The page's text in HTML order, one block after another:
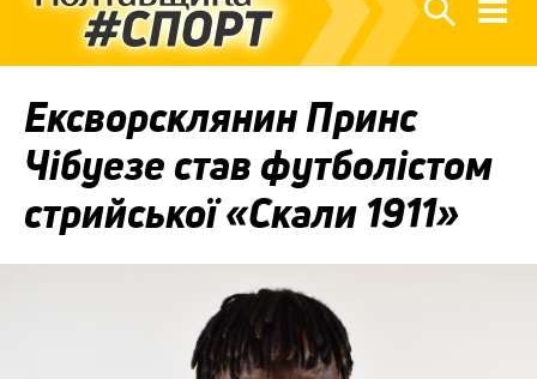
Ексворсклянин Принс
Чібуезе став футболістом
стрийської «Скали 1911»